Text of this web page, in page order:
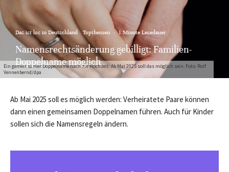
Ein gemeinsamer Doppelname nach der Hochzeit: Ab Mai 2025 soll das möglich sein. Foto: Rolf
Vennenbernd/dpa
Das ist los in Deutschland Topthemen · 1 Minute Lesedauer
Namensrechtsänderung gebilligt: Familien-
Doppelname möglich
Ab Mai 2025 soll es möglich werden: Verheiratete Paare können
dann einen gemeinsamen Doppelnamen führen. Auch für Kinder
sollen sich die Namensregeln ändern.